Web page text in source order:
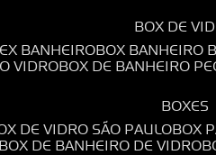
BOX DE
BANHEIRO BOX BANHEIRO
VIDRO BOX DE BANHEIRO
BOXES
DE VIDRO SÃO PAULO BOX
BOX DE BANHEIRO DE VIDRO